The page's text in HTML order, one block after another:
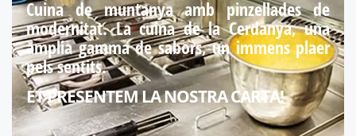
Cuina de muntanya amb pinzellades de
modernitat. La cuina de la Cerdanya, una
amplia gamma de sabors, un immens plaer
pels sentits.
ET PRESENTEM LA NOSTRA CARTA!